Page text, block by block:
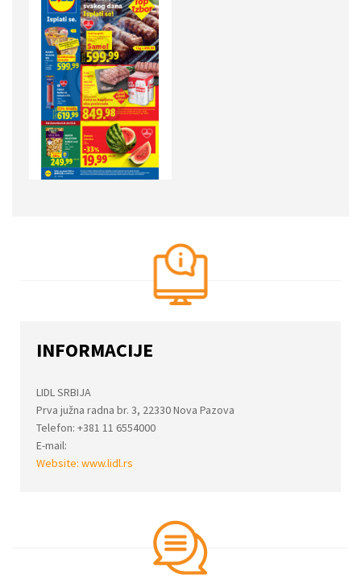
INFORMACIJE
LIDL SRBIJA
Prva južna radna br. 3, 22330 Nova Pazova
Telefon: +381 11 6554000
E-mail:
Website: www.lidl.rs